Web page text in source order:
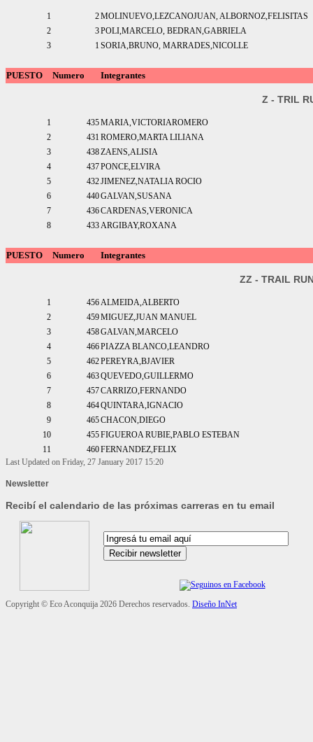
1 2MOLINUEVO,LEZCANOJUAN, ALBORNOZ,FELISITAS
2
3POLI,MARCELO, BEDRAN,GABRIELA
3
1 SORIA,BRUNO, MARRADES,NICOLLE
PUESTO Numero Integrantes
Z - TRIL
1 435MARIA,VICTORIAROMERO
2
431 ROMERO,MARTA LILIANA
3
438ZAENS,ALISIA
4
437PONCE,ELVIRA
5
432JIMENEZ,NATALIA ROCIO
6
440GALVAN,SUSANA
7
436CARDENAS,VERONICA
8
433ARGIBAY,ROXANA
PUESTO Numero Integrantes
ZZ - TRAIL
1 456ALMEIDA,ALBERTO
2
459MIGUEZ,JUAN MANUEL
3
458GALVAN,MARCELO
4
466PIAZZA BLANCO,LEANDRO
5
462PEREYRA,BJAVIER
6
463QUEVEDO,GUILLERMO
7
457CARRIZO,FERNANDO
8
464QUINTARA,IGNACIO
9
465CHACON,DIEGO
10
455FIGUEROA RUBIE,PABLO ESTEBAN
11
460FERNANDEZ,FELIX
Last Updated on Friday, 27 January 2017 15:20
Newsletter
Recibí el calendario de las próximas carreras en tu email
Copyright © Eco Aconquija 2026 Derechos reservados. Diseño InNet